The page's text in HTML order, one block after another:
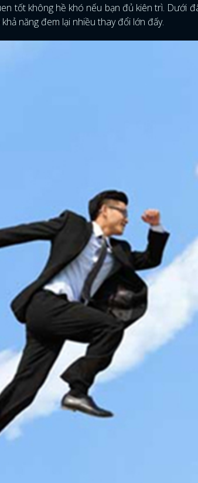
tốt không hề khó nếu bạn đủ kiên trì. Dưới
năng đem lại nhiều thay đổi lớn đấy.